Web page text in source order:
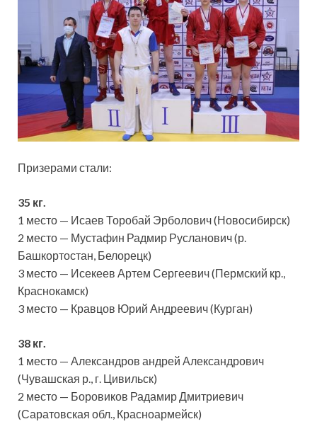
Призерами стали:
35 кг.
1 место — Исаев Торобай Эрболович (Новосибирск)
2 место — Мустафин Радмир Русланович (р.
Башкортостан, Белорецк)
3 место — Исекеев Артем Сергеевич (Пермский кр.,
Краснокамск)
3 место — Кравцов Юрий Андреевич (Курган)
38 кг.
1 место — Александров андрей Александрович
(Чувашская р., г. Цивильск)
2 место — Боровиков Радамир Дмитриевич
(Саратовская обл., Красноармейск)